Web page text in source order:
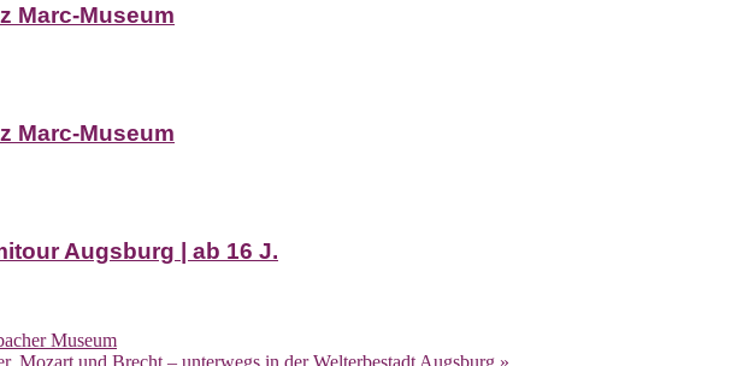
Marc-Museum
Marc-Museum
Augsburg | ab 16 J.
Museum
Mozart und Brecht – unterwegs in der Welterbestadt Augsburg »